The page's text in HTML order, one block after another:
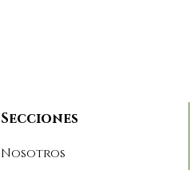
Secciones
Nosotros